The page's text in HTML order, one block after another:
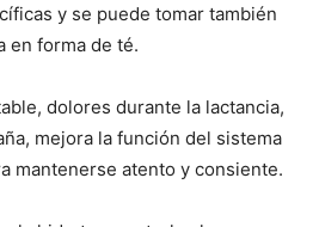
y se puede tomar también
en forma de té.
dolores durante la lactancia,
mejora la función del sistema
mantenerse atento y consiente.